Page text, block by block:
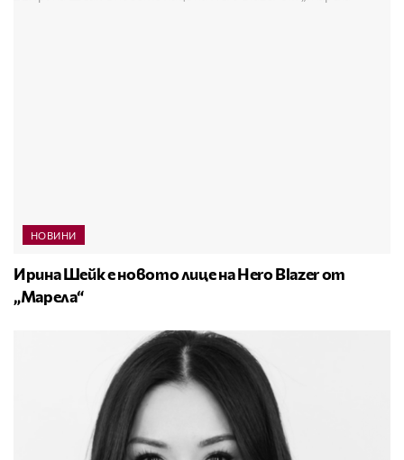
НОВИНИ
Ирина Шейк е новото лице на Hero Blazer от
„Марела“